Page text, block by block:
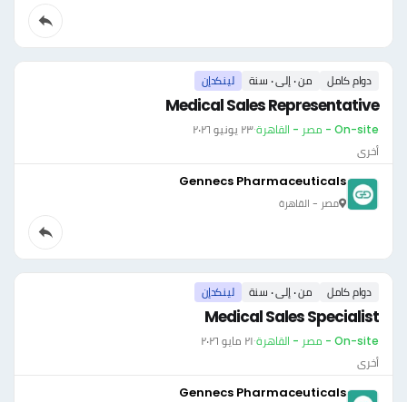
دوام كامل من ٠ إلى ٠ سنة لينكدإن
Medical Sales Representative
On-site - مصر - القاهرة ·٢٣ يونيو ٢٠٢٦
أخرى
Gennecs Pharmaceuticals
مصر - القاهرة
دوام كامل من ٠ إلى ٠ سنة لينكدإن
Medical Sales Specialist
On-site - مصر - القاهرة ·٢١ مايو ٢٠٢٦
أخرى
Gennecs Pharmaceuticals